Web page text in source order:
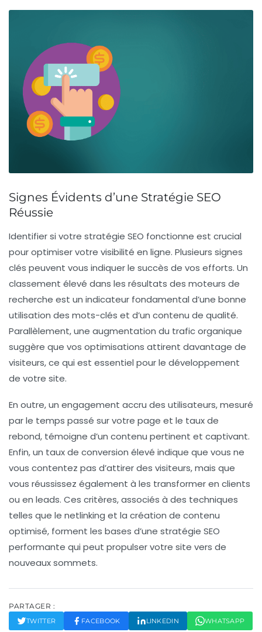
Signes Évidents d’une Stratégie SEO
Réussie
Identifier si votre stratégie SEO fonctionne est crucial
pour optimiser votre visibilité en ligne. Plusieurs signes
clés peuvent vous indiquer le succès de vos efforts. Un
classement élevé dans les résultats des moteurs de
recherche est un indicateur fondamental d’une bonne
utilisation des mots-clés et d’un contenu de qualité.
Parallèlement, une augmentation du trafic organique
suggère que vos optimisations attirent davantage de
visiteurs, ce qui est essentiel pour le développement
de votre site.
En outre, un engagement accru des utilisateurs, mesuré
par le temps passé sur votre page et le taux de
rebond, témoigne d’un contenu pertinent et captivant.
Enfin, un taux de conversion élevé indique que vous ne
vous contentez pas d’attirer des visiteurs, mais que
vous réussissez également à les transformer en clients
ou en leads. Ces critères, associés à des techniques
telles que le netlinking et la création de contenu
optimisé, forment les bases d’une stratégie SEO
performante qui peut propulser votre site vers de
nouveaux sommets.
PARTAGER :
TWITTER FACEBOOK LINKEDIN WHATSAPP